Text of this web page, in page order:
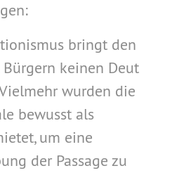
bringt den
keinen Deut
wurden die
bewusst als
um eine
der Passage zu